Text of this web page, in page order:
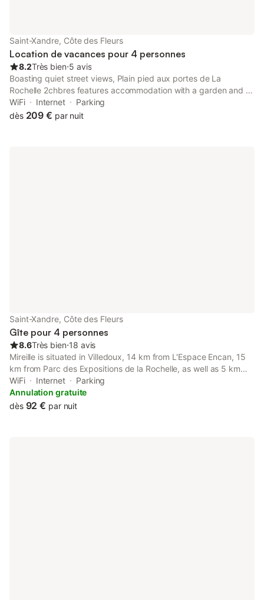
Saint-Xandre, Côte des Fleurs
Location de vacances pour 4 personnes
8.2Très bien⋅5 avis
Boasting quiet street views, Plain pied aux portes de La
Rochelle 2chbres features accommodation with a garden and a
patio, around 9.3 km from La Rochelle Train Station.
WiFi Internet
Parking
dès 209 € par nuit
Saint-Xandre, Côte des Fleurs
Gîte pour 4 personnes
8.6Très bien⋅18 avis
Mireille is situated in Villedoux, 14 km from L'Espace Encan, 15
km from Parc des Expositions de la Rochelle, as well as 5 km
from Mytiliculture Museum.
WiFi Internet
Parking
Annulation gratuite
dès 92 € par nuit